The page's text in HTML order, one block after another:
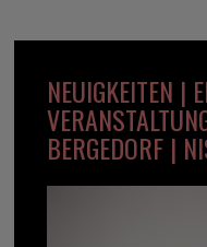
NEUIGKEITEN |
BERGEDORF |